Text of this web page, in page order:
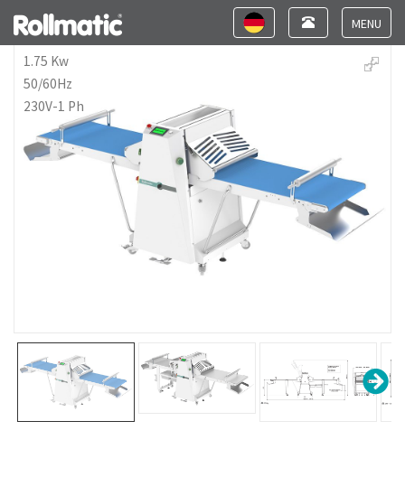
Toggle
Toggle
navigation
Toggle
navigation
1.75 Kw
50/60Hz
230V-1 Ph